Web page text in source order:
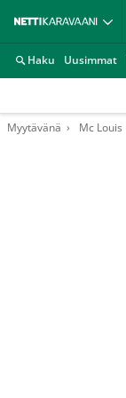
Haku Uusimmat
Myytävänä Mc Louis